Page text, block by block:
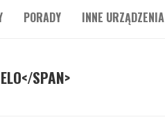
PORADY INNE URZĄDZENIA
SPAN>